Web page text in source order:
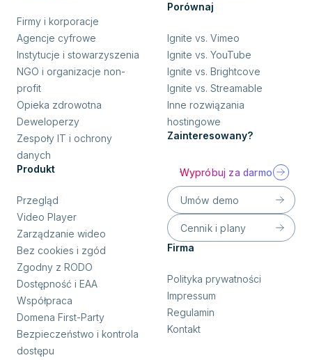
Firmy i korporacje
Agencje cyfrowe
Instytucje i stowarzyszenia
NGO i organizacje non-
profit
Opieka zdrowotna
Deweloperzy
Zespoły IT i ochrony
danych
Produkt
Przegląd
Video Player
Zarządzanie wideo
Bez cookies i zgód
Zgodny z RODO
Dostępność i EAA
Współpraca
Domena First-Party
Bezpieczeństwo i kontrola
dostępu
Porównaj
Ignite vs. Vimeo
Ignite vs. YouTube
Ignite vs. Brightcove
Ignite vs. Streamable
Inne rozwiązania
hostingowe
Zainteresowany?
Wypróbuj za darmo
Umów demo
Cennik i plany
Firma
Polityka prywatności
Impressum
Regulamin
Kontakt